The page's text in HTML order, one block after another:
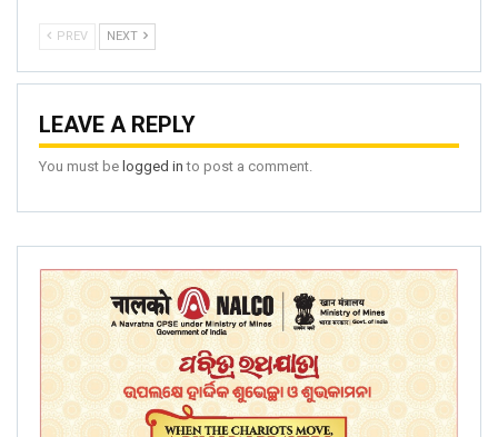
PREV NEXT
LEAVE A REPLY
You must be logged in to post a comment.